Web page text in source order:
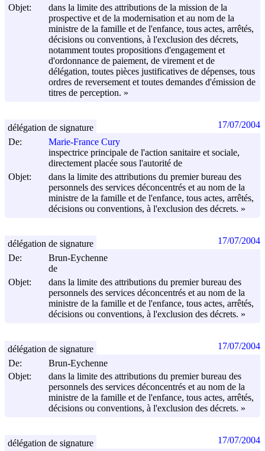
Objet:
dans la limite des attributions de la mission de la
prospective et de la modernisation et au nom de la
ministre de la famille et de l'enfance, tous actes, arrêtés,
décisions ou conventions, à l'exclusion des décrets,
notamment toutes propositions d'engagement et
d'ordonnance de paiement, de virement et de
délégation, toutes pièces justificatives de dépenses, tous
ordres de reversement et toutes demandes d'émission de
titres de perception. »
De:
Marie-France Cury
inspectrice principale de l'action sanitaire et sociale,
directement placée sous l'autorité de
Objet:
dans la limite des attributions du premier bureau des
personnels des services déconcentrés et au nom de la
ministre de la famille et de l'enfance, tous actes, arrêtés,
décisions ou conventions, à l'exclusion des décrets. »
délégation de signature 17/07/2004
De:
Brun-Eychenne
de
Objet:
dans la limite des attributions du premier bureau des
personnels des services déconcentrés et au nom de la
ministre de la famille et de l'enfance, tous actes, arrêtés,
décisions ou conventions, à l'exclusion des décrets. »
délégation de signature 17/07/2004
De:
Brun-Eychenne
Objet:
dans la limite des attributions du premier bureau des
personnels des services déconcentrés et au nom de la
ministre de la famille et de l'enfance, tous actes, arrêtés,
décisions ou conventions, à l'exclusion des décrets. »
délégation de signature 17/07/2004
délégation de signature 17/07/2004